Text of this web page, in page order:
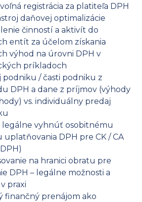
registrácia za platiteľa DPH
daňovej optimalizácie
činností a aktivít do
entít za účelom získania
výhod na úrovni DPH v
príkladoch
podniku / časti podniku z
DPH a dane z príjmov (výhody
vs. individuálny predaj
legálne vyhnúť osobitnému
uplatňovania DPH pre CK / CA
na hranici obratu pre
DPH – legálne možnosti a
praxi
finančný prenájom ako